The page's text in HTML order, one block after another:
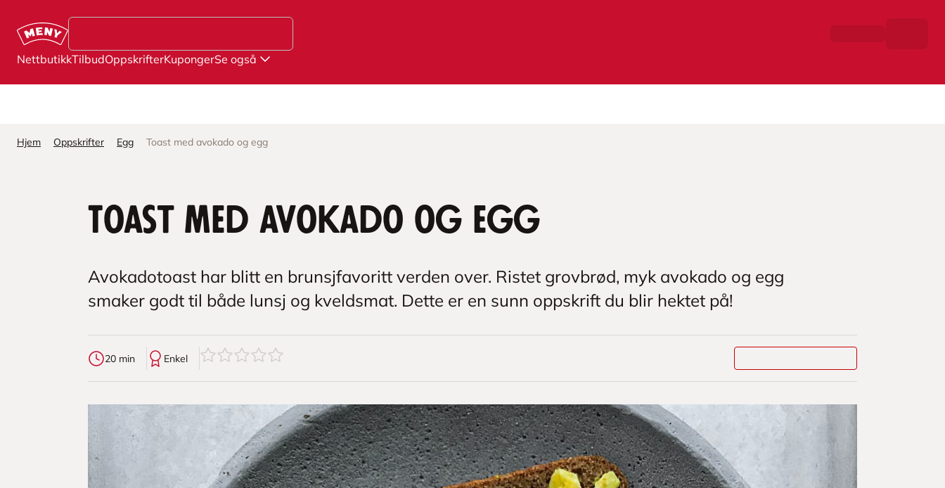
NettbutikkTilbudOppskrifterKupongerSe også
Hjem Oppskrifter Egg Toast med avokado og egg
Toast med avokado og egg
Avokadotoast har blitt en brunsjfavoritt verden over. Ristet grovbrød, myk avokado og egg
smaker godt til både lunsj og kveldsmat. Dette er en sunn oppskrift du blir hektet på!
20 min Enkel 0av5stjerner